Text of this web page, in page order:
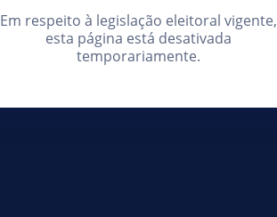
Em respeito à legislação eleitoral vigente,
esta página está desativada
temporariamente.